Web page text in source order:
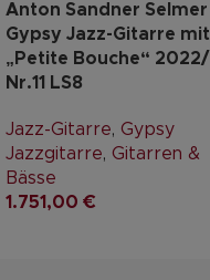
Anton Sandner Selmer
Gypsy Jazz-Gitarre mit
„Petite Bouche“ 2022/
Nr.11 LS8
Jazz-Gitarre, Gypsy
Jazzgitarre, Gitarren &
Bässe
1.751,00 €